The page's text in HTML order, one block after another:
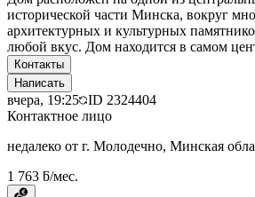
исторической части Минска, вокруг
архитектурных и культурных
любой вкус. Дом находится в самом
Контакты
Написать
вчера, 19:25 ID 2324404
Контактное лицо
недалеко от г. Молодечно, Минская
1 763 ƃ/мес.